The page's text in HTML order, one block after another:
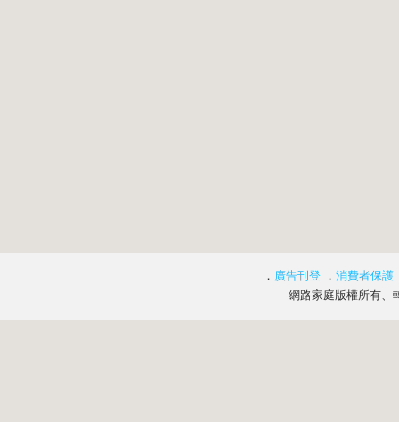
． 廣告刊登 ． 消費者保護
網路家庭版權所有、